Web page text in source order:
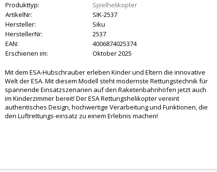
Produkttyp:
Spielhelikopter
ArtikelNr:
SIK-2537
Hersteller:
Siku
HerstellerNr:
2537
EAN:
4006874025374
Erschienen im:
Oktober 2025
Mit dem ESA-Hubschrauber erleben Kinder und Eltern die innovative
Welt der ESA. Mit diesem Modell steht modernste Rettungstechnik für
spannende Einsatzszenarien auf den Raketenbahnhöfen jetzt auch
im Kinderzimmer bereit! Der ESA Rettungshelikopter vereint
authentisches Design, hochwertige Verarbeitung und Funktionen, die
den Luftrettungs-einsatz zu einem Erlebnis machen!